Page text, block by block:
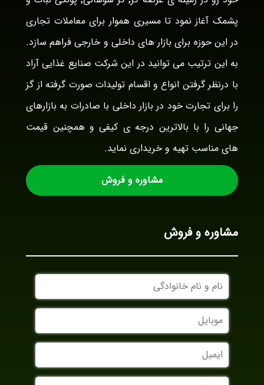
پشمک آغاز نمود تا مسیری هموار برای معاملات تجاری
در این حوزه برای بازار های داخلی و خارجی فراهم سازد.
به این ترتیب می توانید در این شرکت صنایع غذایی آراد
با درنظر گرفتن انواع و اقسام تولیدات صورت گرفته از گز
را برای تجارت خود در بازار داخلی با صادرات به بازارهای
جهانی را با بالاترین درجه ی کیفی و همچنین قیمت
های مناسب تهیه و خریداری نماید.
مشاوره و فروش
مشاوره و فروش
نام
و
نام
خانوادگی
موبایل
ایمیل